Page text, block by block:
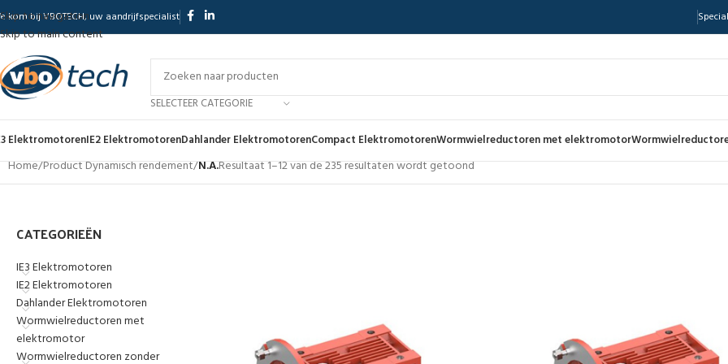
Skip to navigation
Skip to main content
bij VBOTECH, uw aandrijfspecialist
SELECTEER CATEGORIE
ElektromotorenIE2 ElektromotorenDahlander ElektromotorenCompact ElektromotorenWormwielreductoren met elektromotor
Home/Product Dynamisch rendement/N.A.Resultaat 1–12 van de 235 resultaten wordt getoond
CATEGORIEËN
IE3 Elektromotoren
IE2 Elektromotoren
Dahlander Elektromotoren
Wormwielreductoren met
elektromotor
Wormwielreductoren zonder